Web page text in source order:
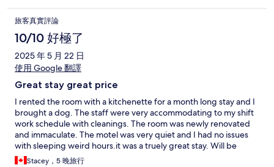
旅客真實評論
10/10 好極了
2025 年 5 月 22 日
使用 Google 翻譯
Great stay great price
I rented the room with a kitchenette for a month long stay and I
brought a dog. The staff were very accommodating to my shift
work schedule with cleanings. The room was newly renovated
and immaculate. The motel was very quiet and I had no issues
with sleeping weird hours.it was a truely great stay. Will be
staying here again!
Stacey，5 晚旅行